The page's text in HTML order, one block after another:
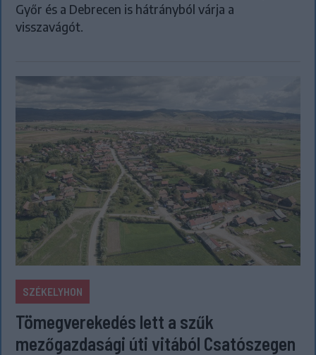
Győr és a Debrecen is hátrányból várja a
visszavágót.
SZÉKELYHON
Tömegverekedés lett a szűk
mezőgazdasági úti vitából Csatószegen